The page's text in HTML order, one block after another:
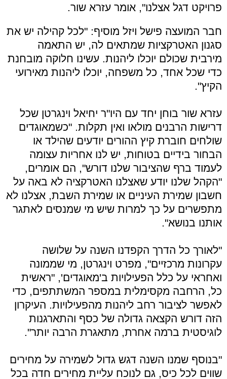
פרויקט דגל אצלנו", אומר עזרא שור.
חבר המועצה פישל ויזל מוסיף: "לכל קהילה יש את
סגנון האטרקציות שמתאים לה, יש התאמה
מירבית שכולם יוכלו ליהנות. עשינו חלוקה מובחנת
כדי שכל אחד, כל משפחה, יוכלו ליהנות מאירועי
הקיץ".
עזרא שור בוחן יחד עם היו"ר יחיאל וינגרטן שכל
דרישות הרבנים מולאו ואין תקלות. "כשמאוגדים
שולחים חוברת קיץ ההורים יודעים שהילד או
הבחור בידיים בטוחות, יש לנו אחריות עצומה
לעמוד ברף שהציבור שלנו דורש", הם אומרים,
"הקהל שלנו יודע שאצלנו האטרקציה לא באה על
חשבון שמירת העיניים או שמירת השבת, אצלנו לא
מתפשרים על כך למרות שיש מי שמנסים לאתגר
אותנו בנושא".
"לאורך כל הדרך הקפדנו השנה על שלושה
עקרונות מרכזיים", מפרט וינגרטן, מי שממונה
ואחראי על כלל הפעילויות ב'מאוגדים', "ראשית
כל, הרחבה מקסימלית במספר המשתתפים, כדי
לאפשר לציבור רחב ליהנות מהפעילויות. העיקרון
הזה דורש הקצאה גדולה של כסף והתארגנות
לוגיסטית ברמה אחרת, מתאגרת הרבה יותר".
"בנוסף שמנו השנה דגש גדול לשמירה על מחירים
שווים לכל כיס, גם לנוכח עליית מחירים חדה בכל